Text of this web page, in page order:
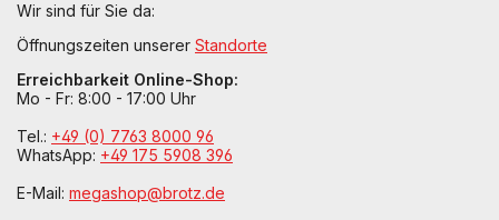
Wir sind für Sie da:
Öffnungszeiten unserer Standorte
Erreichbarkeit Online-Shop:
Mo - Fr: 8:00 - 17:00 Uhr
Tel.: +49 (0) 7763 8000 96
WhatsApp: +49 175 5908 396
E-Mail: megashop@brotz.de